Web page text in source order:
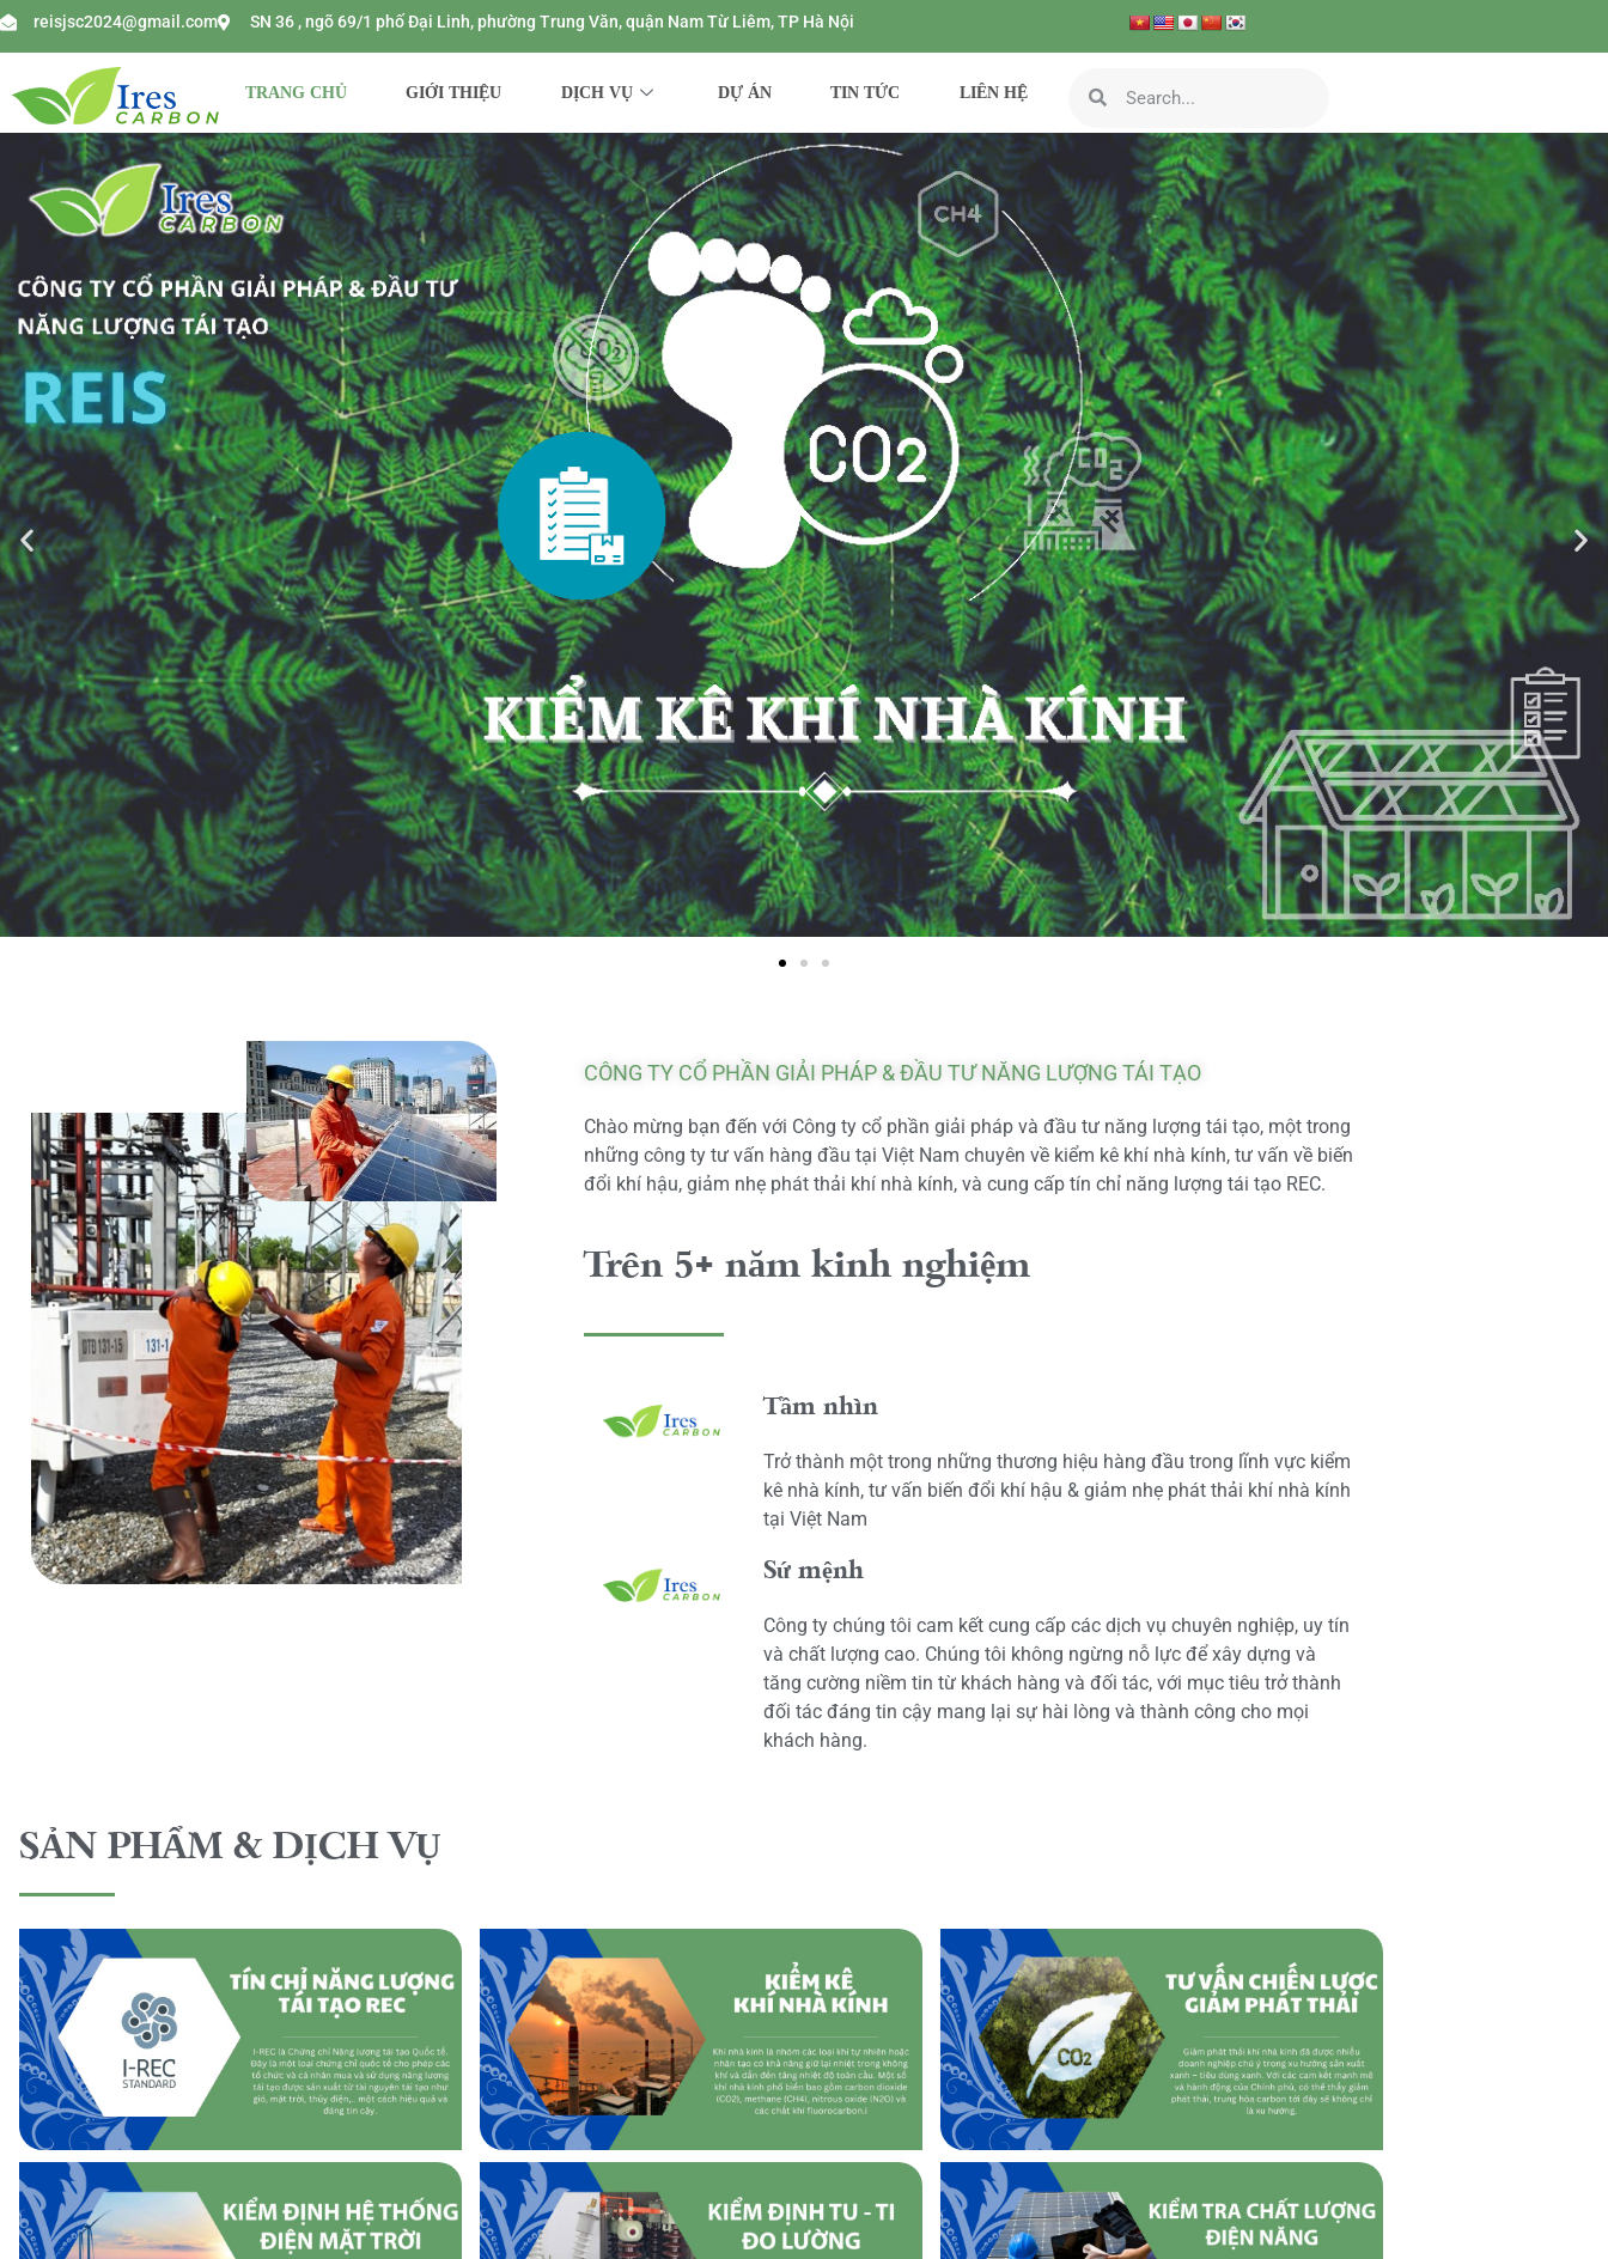
reisjsc2024@gmail.com SN 36 , ngõ 69/1 phố Đại Linh, phường Trung Văn, quận Nam Từ Liêm, TP Hà Nội
TRANG CHỦ GIỚI THIỆU DỊCH VỤ DỰ ÁN TIN TỨC LIÊN HỆ
CÔNG TY CỔ PHẦN GIẢI PHÁP & ĐẦU TƯ NĂNG LƯỢNG TÁI TẠO
Chào mừng bạn đến với Công ty cổ phần giải pháp và đầu tư năng lượng tái tạo, một trong
những công ty tư vấn hàng đầu tại Việt Nam chuyên về kiểm kê khí nhà kính, tư vấn về biến
đổi khí hậu, giảm nhẹ phát thải khí nhà kính, và cung cấp tín chỉ năng lượng tái tạo REC.
Trên 5+ năm kinh nghiệm
Tầm nhìn
Trở thành một trong những thương hiệu hàng đầu trong lĩnh vực kiểm
kê nhà kính, tư vấn biến đổi khí hậu & giảm nhẹ phát thải khí nhà kính
tại Việt Nam
Sứ mệnh
Công ty chúng tôi cam kết cung cấp các dịch vụ chuyên nghiệp, uy tín
và chất lượng cao. Chúng tôi không ngừng nỗ lực để xây dựng và
tăng cường niềm tin từ khách hàng và đối tác, với mục tiêu trở thành
đối tác đáng tin cậy mang lại sự hài lòng và thành công cho mọi
khách hàng.
SẢN PHẨM & DỊCH VỤ